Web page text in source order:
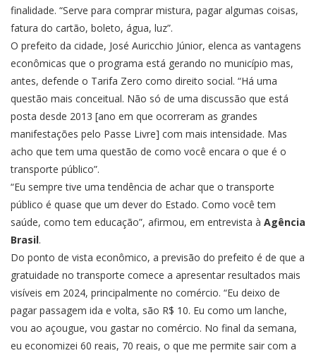
finalidade. “Serve para comprar mistura, pagar algumas coisas,
fatura do cartão, boleto, água, luz”.
O prefeito da cidade, José Auricchio Júnior, elenca as vantagens
econômicas que o programa está gerando no município mas,
antes, defende o Tarifa Zero como direito social. “Há uma
questão mais conceitual. Não só de uma discussão que está
posta desde 2013 [ano em que ocorreram as grandes
manifestações pelo Passe Livre] com mais intensidade. Mas
acho que tem uma questão de como você encara o que é o
transporte público”.
“Eu sempre tive uma tendência de achar que o transporte
público é quase que um dever do Estado. Como você tem
saúde, como tem educação”, afirmou, em entrevista à Agência
Brasil.
Do ponto de vista econômico, a previsão do prefeito é de que a
gratuidade no transporte comece a apresentar resultados mais
visíveis em 2024, principalmente no comércio. “Eu deixo de
pagar passagem ida e volta, são R$ 10. Eu como um lanche,
vou ao açougue, vou gastar no comércio. No final da semana,
eu economizei 60 reais, 70 reais, o que me permite sair com a